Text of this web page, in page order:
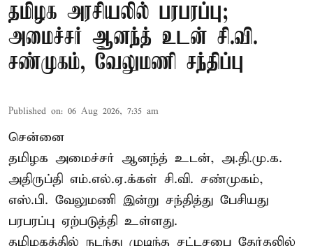
தமிழக அரசியலில் பரபரப்பு;
அமைச்சர் ஆனந்த் உடன் சி.வி.
சண்முகம், வேலுமணி சந்திப்பு
Published on: 06 Aug 2026, 7:35 am
சென்னை
தமிழக அமைச்சர் ஆனந்த் உடன், அ.தி.மு.க.
அதிருப்தி எம்.எல்.ஏ.க்கள் சி.வி. சண்முகம்,
எஸ்.பி. வேலுமணி இன்று சந்தித்து பேசியது
பரபரப்பு ஏற்படுத்தி உள்ளது.
தமிழகத்தில் நடந்து முடிந்த சட்டசபை தேர்தலில்